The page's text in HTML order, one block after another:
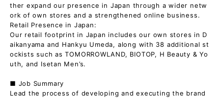
ther expand our presence in Japan through a wider netw
ork of own stores and a strengthened online business.
Retail Presence in Japan:
Our retail footprint in Japan includes our own stores in D
aikanyama and Hankyu Umeda, along with 38 additional st
ockists such as TOMORROWLAND, BIOTOP, H Beauty & Yo
uth, and Isetan Men’s.
■ Job Summary
Lead the process of developing and executing the brand